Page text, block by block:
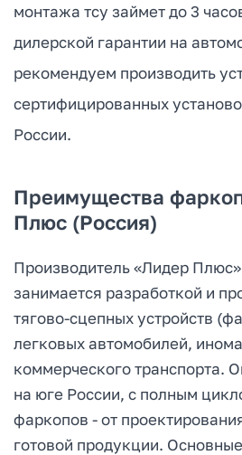
монтажа тсу займет до 3
дилерской гарантии на
рекомендуем производить
сертифицированных
России.
Преимущества
Плюс (Россия)
Производитель «Лидер Плюс»
занимается разработкой и
тягово-сцепных устройств
легковых автомобилей,
коммерческого транспорта.
на юге России, с полным
фаркопов - от
готовой продукции.